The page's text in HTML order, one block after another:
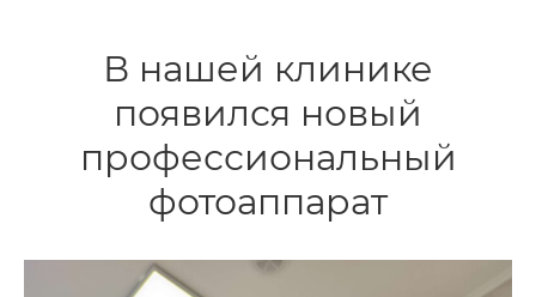
В нашей клинике
появился новый
профессиональный
фотоаппарат